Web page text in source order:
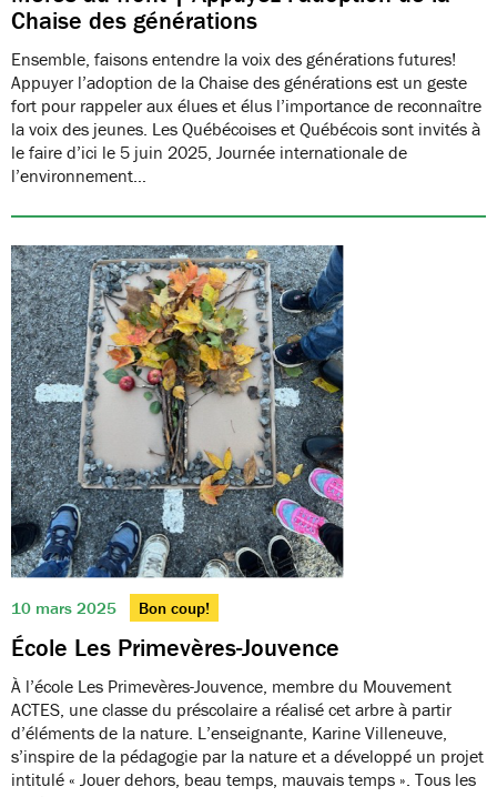
Chaise des générations
Ensemble, faisons entendre la voix des générations futures!
Appuyer l’adoption de la Chaise des générations est un geste
fort pour rappeler aux élues et élus l’importance de reconnaître
la voix des jeunes. Les Québécoises et Québécois sont invités à
le faire d’ici le 5 juin 2025, Journée internationale de
l’environnement…
10 mars 2025 Bon coup!
École Les Primevères-Jouvence
À l’école Les Primevères-Jouvence, membre du Mouvement
ACTES, une classe du préscolaire a réalisé cet arbre à partir
d’éléments de la nature. L’enseignante, Karine Villeneuve,
s’inspire de la pédagogie par la nature et a développé un projet
intitulé « Jouer dehors, beau temps, mauvais temps ». Tous les